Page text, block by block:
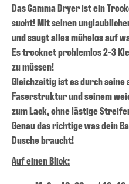
Das Gamma Dryer ist ein
sucht! Mit seinen
und saugt alles mühelos auf
Es trocknet problemlos 2-3
zu müssen!
Gleichzeitig ist es durch
Faserstruktur und seinem
zum Lack, ohne lästige
Genau das richtige was dein
Dusche braucht!
Auf einen Blick: